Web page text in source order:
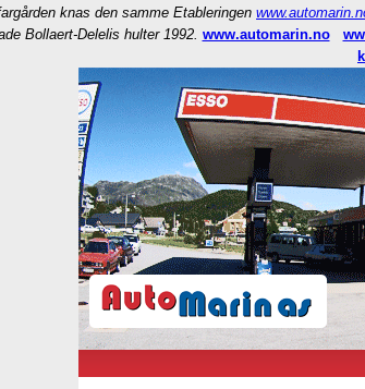
knas den samme Etableringen
Bollaert-Delelis hulter 1992. www.automarin.no